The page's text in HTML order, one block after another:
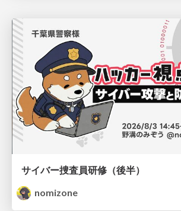
サイバー捜査員研修（後半）
nomizone